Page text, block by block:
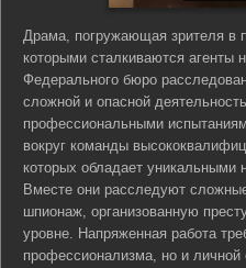
Драма, погружающая зрителя в
которыми сталкиваются агенты
Федерального бюро
сложной и опасной
профессиональными
вокруг команды
которых обладает уникальными
Вместе они расследуют
шпионаж, организованную
уровне. Напряженная работа
профессионализма, но и